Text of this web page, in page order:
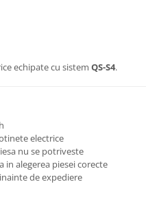
echipate cu sistem QS-S4.
electrice
nu se potriveste
alegerea piesei corecte
de expediere